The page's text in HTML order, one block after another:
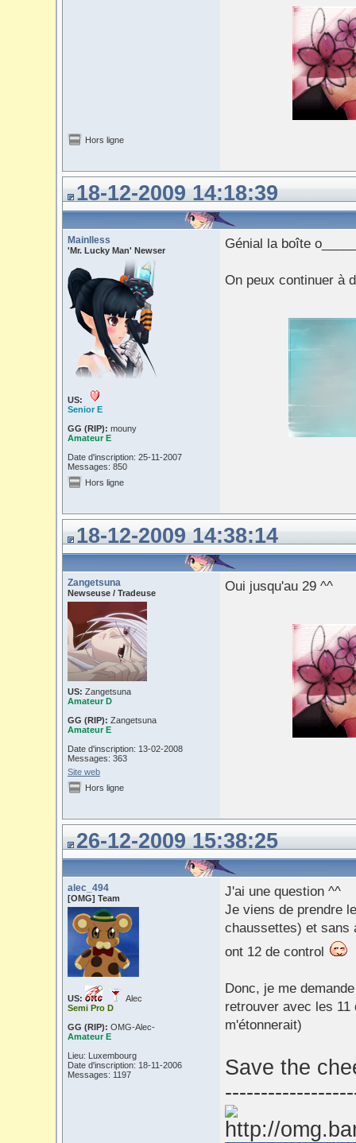
Hors ligne
18-12-2009 14:18:39
Mainlless
'Mr. Lucky Man' Newser
US:
Senior E
GG (RIP): mouny
Amateur E
Date d'inscription: 25-11-2007
Messages: 850
Génial la boîte
On peux continuer à
Hors ligne
18-12-2009 14:38:14
Zangetsuna
Newseuse / Tradeuse
US: Zangetsuna
Amateur D
GG (RIP): Zangetsuna
Amateur E
Date d'inscription: 13-02-2008
Messages: 363
Site web
Oui jusqu'au 29 ^^
Hors ligne
26-12-2009 15:38:25
alec_494
[OMG] Team
US:
Alec
Semi Pro D
GG (RIP): OMG-Alec-
Amateur E
Lieu: Luxembourg
Date d'inscription: 18-11-2006
Messages: 1197
J'ai une question ^^
Je viens de prendre
chaussettes) et sans
ont 12 de control
Donc, je me
retrouver avec les
m'étonnerait)
Save the